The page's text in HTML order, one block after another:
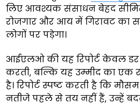
लिए आवश्यक संसाधन बेहद
रोजगार और आय में गिरावट का
लोगों पर पड़ेगा।
आईएलओ की यह रिपोर्ट केवल
करती, बल्कि यह उम्मीद का एक
है। रिपोर्ट स्पष्ट करती है कि
नतीजे पहले से तय नहीं हैं, उन्हें